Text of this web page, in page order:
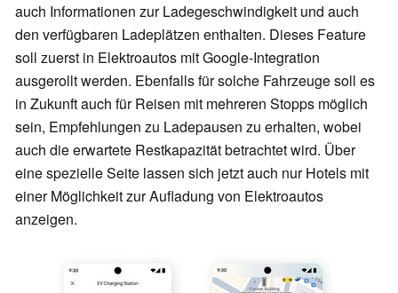
auch Informationen zur Ladegeschwindigkeit und auch
den verfügbaren Ladeplätzen enthalten. Dieses Feature
soll zuerst in Elektroautos mit Google-Integration
ausgerollt werden. Ebenfalls für solche Fahrzeuge soll es
in Zukunft auch für Reisen mit mehreren Stopps möglich
sein, Empfehlungen zu Ladepausen zu erhalten, wobei
auch die erwartete Restkapazität betrachtet wird. Über
eine spezielle Seite lassen sich jetzt auch nur Hotels mit
einer Möglichkeit zur Aufladung von Elektroautos
anzeigen.